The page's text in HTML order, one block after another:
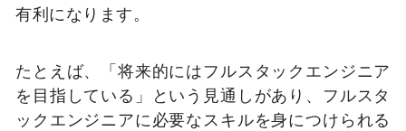
有利になります。
たとえば、「将来的にはフルスタックエンジニア
を目指している」という見通しがあり、フルスタ
ックエンジニアに必要なスキルを身につけられる